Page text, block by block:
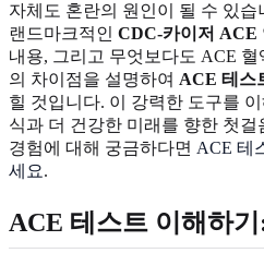
자체도 혼란의 원인이 될 수 있
랜드마크적인 CDC-카이저 ACE
내용, 그리고 무엇보다도 ACE
의 차이점을 설명하여 ACE 테스
힐 것입니다. 이 강력한 도구를
식과 더 건강한 미래를 향한 첫걸
경험에 대해 궁금하다면 ACE 테
세요.
ACE 테스트 이해하